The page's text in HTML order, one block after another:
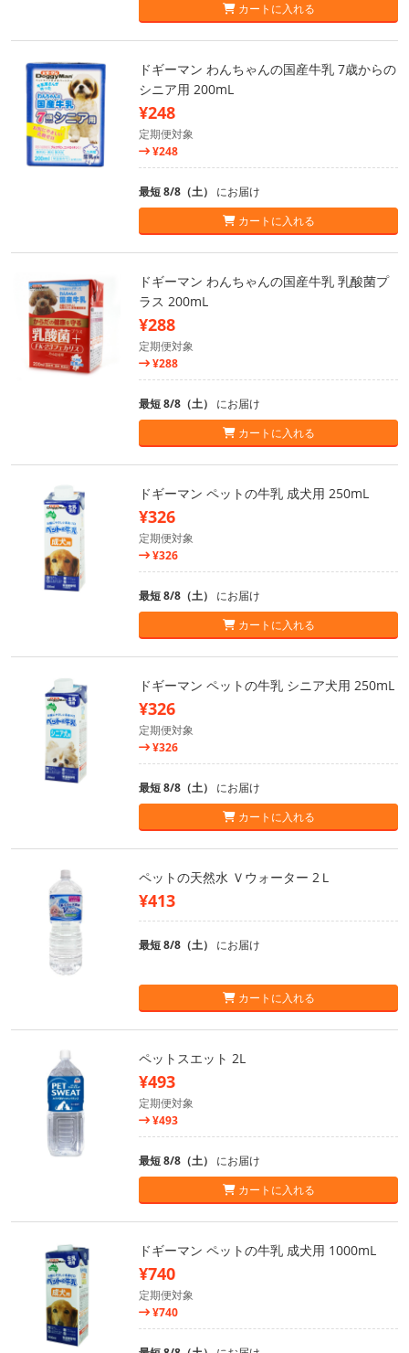
カートに入れる
ドギーマン わんちゃんの国産牛乳 7歳からの
シニア用 200mL
¥248
定期便対象
¥248
最短 8/8（土） にお届け
カートに入れる
ドギーマン わんちゃんの国産牛乳 乳酸菌プ
ラス 200mL
¥288
定期便対象
¥288
最短 8/8（土） にお届け
カートに入れる
ドギーマン ペットの牛乳 成犬用 250mL
¥326
定期便対象
¥326
最短 8/8（土） にお届け
カートに入れる
ドギーマン ペットの牛乳 シニア犬用 250mL
¥326
定期便対象
¥326
最短 8/8（土） にお届け
カートに入れる
ペットの天然水 Ｖウォーター 2Ｌ
¥413
最短 8/8（土） にお届け
カートに入れる
ペットスエット 2L
¥493
定期便対象
¥493
最短 8/8（土） にお届け
カートに入れる
ドギーマン ペットの牛乳 成犬用 1000mL
¥740
定期便対象
¥740